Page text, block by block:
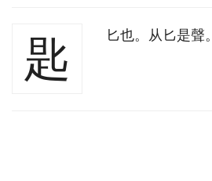
匙 匕也。从匕是聲。